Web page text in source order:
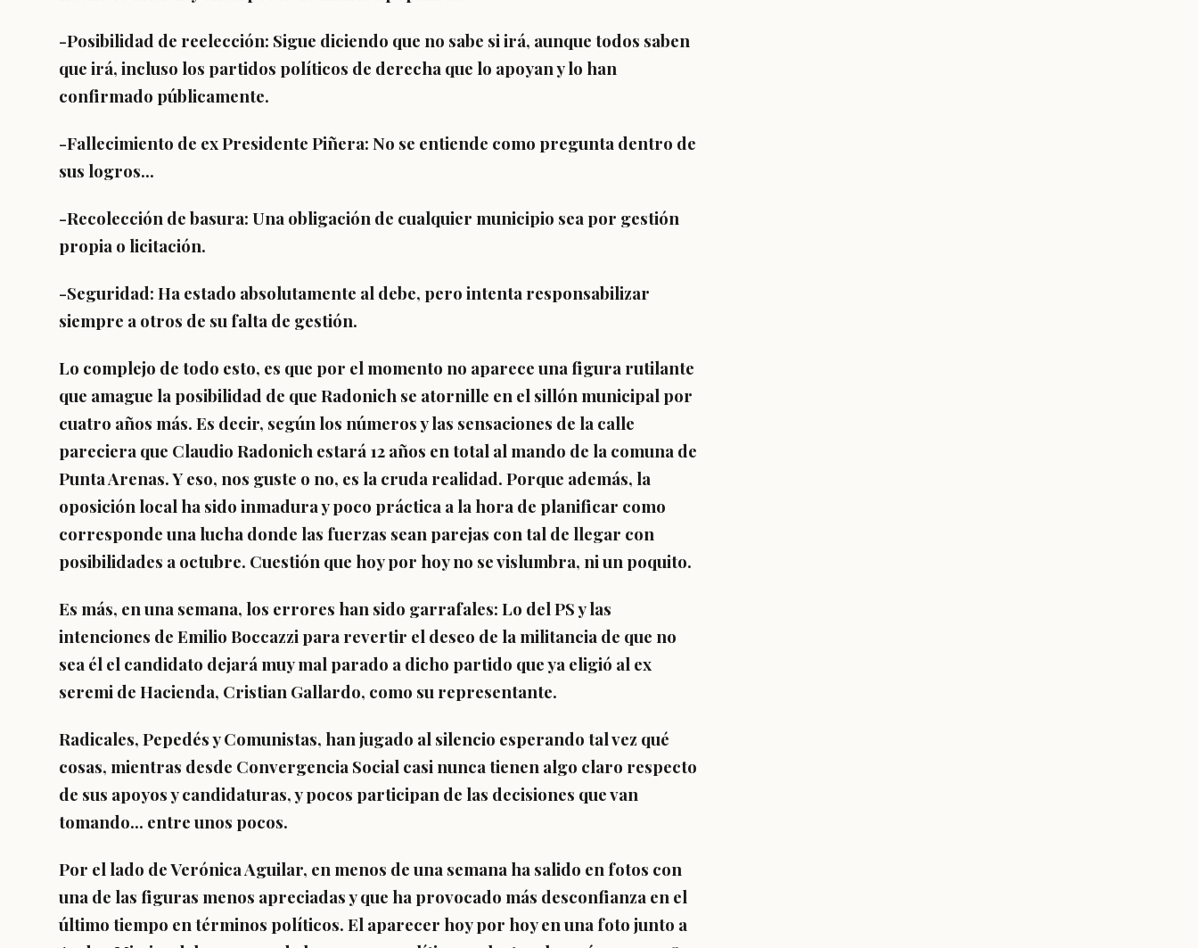
-Posibilidad de reelección: Sigue diciendo que no sabe si irá, aunque todos saben
que irá, incluso los partidos políticos de derecha que lo apoyan y lo han
confirmado públicamente.
-Fallecimiento de ex Presidente Piñera: No se entiende como pregunta dentro de
sus logros...
-Recolección de basura: Una obligación de cualquier municipio sea por gestión
propia o licitación.
-Seguridad: Ha estado absolutamente al debe, pero intenta responsabilizar
siempre a otros de su falta de gestión.
Lo complejo de todo esto, es que por el momento no aparece una figura rutilante
que amague la posibilidad de que Radonich se atornille en el sillón municipal por
cuatro años más. Es decir, según los números y las sensaciones de la calle
pareciera que Claudio Radonich estará 12 años en total al mando de la comuna de
Punta Arenas. Y eso, nos guste o no, es la cruda realidad. Porque además, la
oposición local ha sido inmadura y poco práctica a la hora de planificar como
corresponde una lucha donde las fuerzas sean parejas con tal de llegar con
posibilidades a octubre. Cuestión que hoy por hoy no se vislumbra, ni un poquito.
Es más, en una semana, los errores han sido garrafales: Lo del PS y las
intenciones de Emilio Boccazzi para revertir el deseo de la militancia de que no
sea él el candidato dejará muy mal parado a dicho partido que ya eligió al ex
seremi de Hacienda, Cristian Gallardo, como su representante.
Radicales, Pepedés y Comunistas, han jugado al silencio esperando tal vez qué
cosas, mientras desde Convergencia Social casi nunca tienen algo claro respecto
de sus apoyos y candidaturas, y pocos participan de las decisiones que van
tomando... entre unos pocos.
Por el lado de Verónica Aguilar, en menos de una semana ha salido en fotos con
una de las figuras menos apreciadas y que ha provocado más desconfianza en el
último tiempo en términos políticos. El aparecer hoy por hoy en una foto junto a